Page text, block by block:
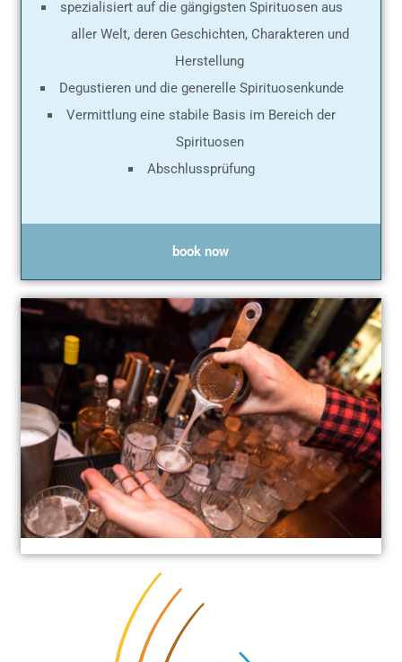
spezialisiert auf die gängigsten Spirituosen aus
aller Welt, deren Geschichten, Charakteren und
Herstellung
Degustieren und die generelle Spirituosenkunde
Vermittlung eine stabile Basis im Bereich der
Spirituosen
Abschlussprüfung
book now